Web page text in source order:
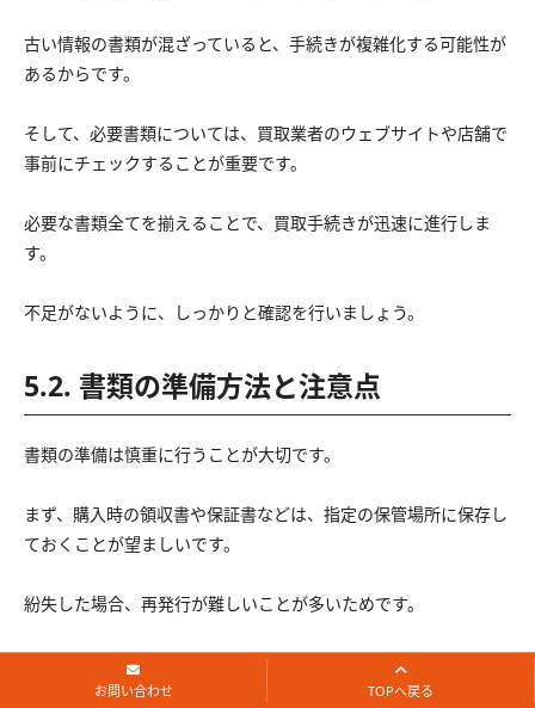
古い情報の書類が混ざっていると、手続きが複雑化する可能性が
あるからです。
そして、必要書類については、買取業者のウェブサイトや店舗で
事前にチェックすることが重要です。
必要な書類全てを揃えることで、買取手続きが迅速に進行しま
す。
不足がないように、しっかりと確認を行いましょう。
5.2. 書類の準備方法と注意点
書類の準備は慎重に行うことが大切です。
まず、購入時の領収書や保証書などは、指定の保管場所に保存し
ておくことが望ましいです。
紛失した場合、再発行が難しいことが多いためです。
次に、本人確認書類はコピーを取っておくと良いでしょう。
お問い合わせ TOPへ戻る